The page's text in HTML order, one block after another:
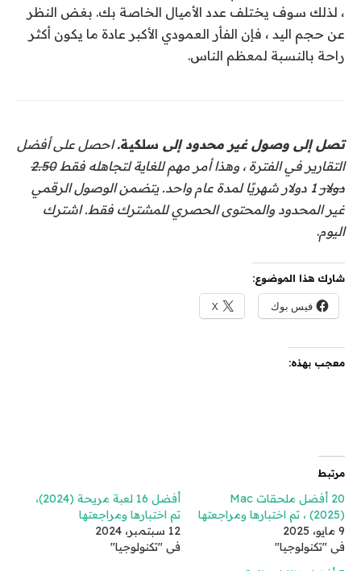
، لذلك سوف يختلف عدد الأميال الخاصة بك. بغض النظر
عن حجم اليد ، فإن الفأر العمودي الأكبر عادة ما يكون أكثر
راحة بالنسبة لمعظم الناس.
تصل إلى وصول غير محدود إلى سلكية. احصل على أفضل
التقارير في الفترة ، وهذا أمر مهم للغاية لتجاهله فقط2.50
دولار
1 دولار شهريًا لمدة عام واحد. يتضمن الوصول الرقمي
غير المحدود والمحتوى الحصري للمشترك فقط. اشترك
اليوم.
شارك هذا الموضوع:
فيس بوك X
معجب بهذه:
مرتبط
20 أفضل ملحقات Mac
(2025) ، تم اختبارها ومراجعتها
9 مايو، 2025
في "تكنولوجيا"
أفضل 16 لعبة مريحة (2024)،
تم اختبارها ومراجعتها
12 سبتمبر، 2024
في "تكنولوجيا"